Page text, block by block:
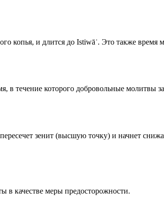
копья, и длится до Istiwāʾ. Это также время
в течение которого добровольные молитвы
зенит (высшую точку) и начнет
в качестве меры предосторожности.